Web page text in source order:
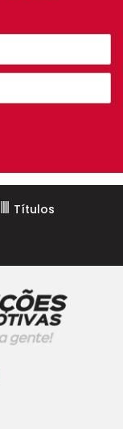
Títulos